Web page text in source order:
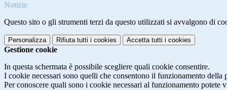
Notizie
Questo sito o gli strumenti terzi da questo utilizzati si avvalgono di
Personalizza Rifiuta tutti i cookies Accetta tutti i cookies
Gestione cookie
In questa schermata è possibile scegliere quali cookie consentire.
I cookie necessari sono quelli che consentono il funzionamento
Per conoscere quali sono i cookie necessari al funzionamento potete